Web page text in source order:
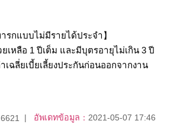
ารกแบบไม่มีรายได้ประจำ】
เหลือ 1 ปีเต็ม และมีบุตรอายุไม่เกิน 3 ปี
เฉลี่ยเบี้ยเลี้ยงประกันก่อนออกจากงาน
6621 อัพเดทข้อมูล： 2021-05-07 17:46